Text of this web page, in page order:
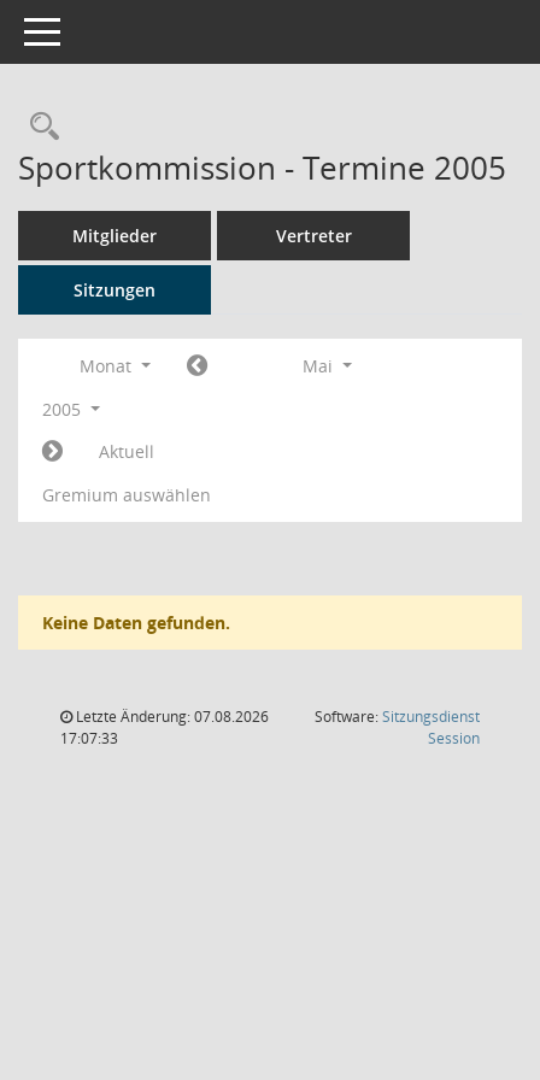
Toggle navigation
Rechercheauswahl
Sportkommission - Termine 2005
Mitglieder Vertreter
Sitzungen
Monat
Mai
2005
Aktuell
Gremium auswählen
Keine Daten gefunden.
Letzte Änderung: 07.08.2026
17:07:33
Software:Sitzungsdienst
Session(Wird in